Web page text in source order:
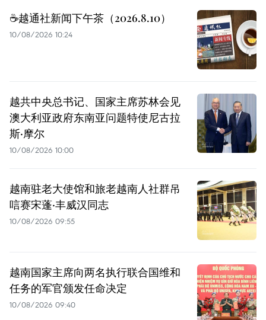
☕️越通社新闻下午茶（2026.8.10）
10/08/2026 10:24
越共中央总书记、国家主席苏林会见
澳大利亚政府东南亚问题特使尼古拉
斯·摩尔
10/08/2026 10:00
越南驻老大使馆和旅老越南人社群吊
唁赛宋蓬·丰威汉同志
10/08/2026 09:55
越南国家主席向两名执行联合国维和
任务的军官颁发任命决定
10/08/2026 09:40